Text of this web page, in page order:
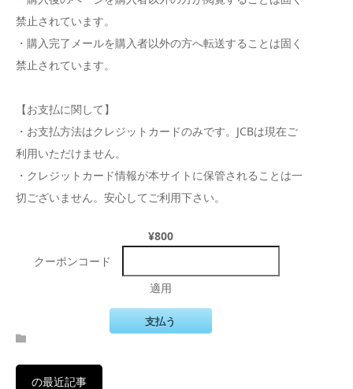
禁止されています。
・購入完了メールを購入者以外の方へ転送することは固く
禁止されています。
【お支払に関して】
・お支払方法はクレジットカードのみです。JCBは現在ご
利用いただけません。
・クレジットカード情報が本サイトに保管されることは一
切ございません。安心してご利用下さい。
¥800
クーポンコード
支払う
の最近記事